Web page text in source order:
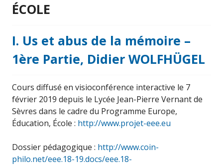
ÉCOLE
I. Us et abus de la mémoire –
1ère Partie, Didier WOLFHÜGEL
Cours diffusé en visioconférence interactive le 7
février 2019 depuis le Lycée Jean-Pierre Vernant de
Sèvres dans le cadre du Programme Europe,
Éducation, École : http://www.projet-eee.eu
Dossier pédagogique : http://www.coin-
philo.net/eee.18-19.docs/eee.18-